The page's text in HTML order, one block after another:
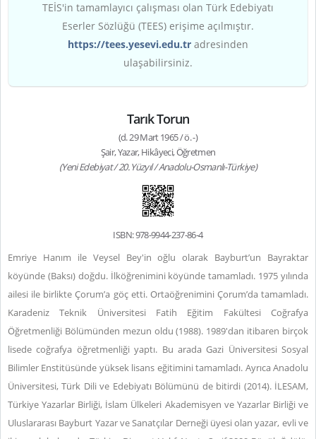
TEİS'in tamamlayıcı çalışması olan Türk Edebiyatı
Eserler Sözlüğü (TEES) erişime açılmıştır.
https://tees.yesevi.edu.tr adresinden
ulaşabilirsiniz.
Tarık Torun
(d. 29 Mart 1965 / ö. -)
Şair, Yazar, Hikâyeci, Öğretmen
(Yeni Edebiyat / 20. Yüzyıl / Anadolu-Osmanlı-Türkiye)
ISBN: 978-9944-237-86-4
Emriye Hanım ile Veysel Bey'in oğlu olarak Bayburt’un Bayraktar
köyünde (Baksı) doğdu. İlköğrenimini köyünde tamamladı. 1975 yılında
ailesi ile birlikte Çorum’a göç etti. Ortaöğrenimini Çorum’da tamamladı.
Karadeniz Teknik Üniversitesi Fatih Eğitim Fakültesi Coğrafya
Öğretmenliği Bölümünden mezun oldu (1988). 1989'dan itibaren birçok
lisede coğrafya öğretmenliği yaptı. Bu arada Gazi Üniversitesi Sosyal
Bilimler Enstitüsünde yüksek lisans eğitimini tamamladı. Ayrıca Anadolu
Üniversitesi, Türk Dili ve Edebiyatı Bölümünü de bitirdi (2014). İLESAM,
Türkiye Yazarlar Birliği, İslam Ülkeleri Akademisyen ve Yazarlar Birliği ve
Uluslararası Bayburt Yazar ve Sanatçılar Derneği üyesi olan yazar, evli ve